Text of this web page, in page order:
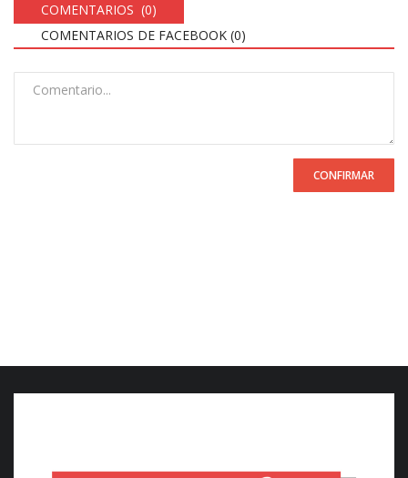
COMENTARIOS (0)
COMENTARIOS DE FACEBOOK (0)
CONFIRMAR